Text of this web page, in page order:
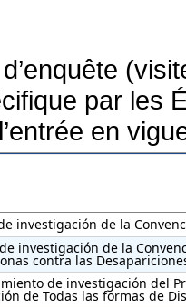
par les
en
investigación de la
investigación de la
contra las
de investigación del
de Todas las formas de